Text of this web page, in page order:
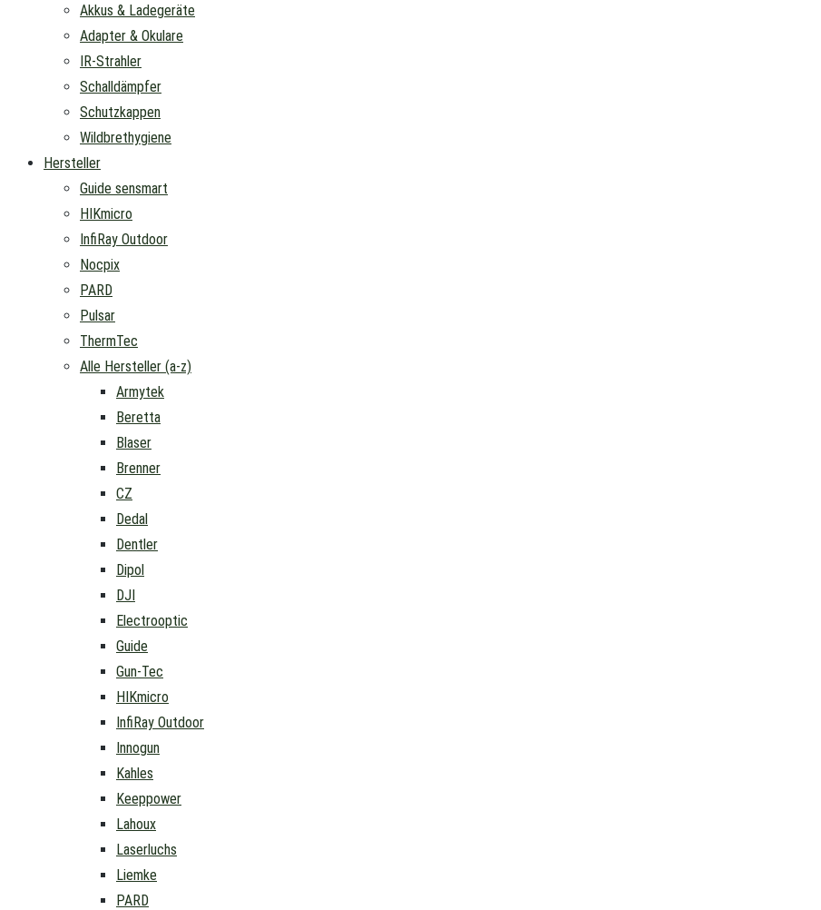
Akkus & Ladegeräte
Adapter & Okulare
IR-Strahler
Schalldämpfer
Schutzkappen
Wildbrethygiene
Hersteller
Guide sensmart
HIKmicro
InfiRay Outdoor
Nocpix
PARD
Pulsar
ThermTec
Alle Hersteller (a-z)
Armytek
Beretta
Blaser
Brenner
CZ
Dedal
Dentler
Dipol
DJI
Electrooptic
Guide
Gun-Tec
HIKmicro
InfiRay Outdoor
Innogun
Kahles
Keeppower
Lahoux
Laserluchs
Liemke
PARD